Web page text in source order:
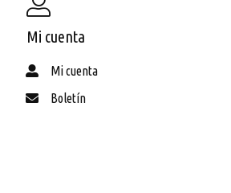
Mi cuenta
Mi cuenta
Boletín